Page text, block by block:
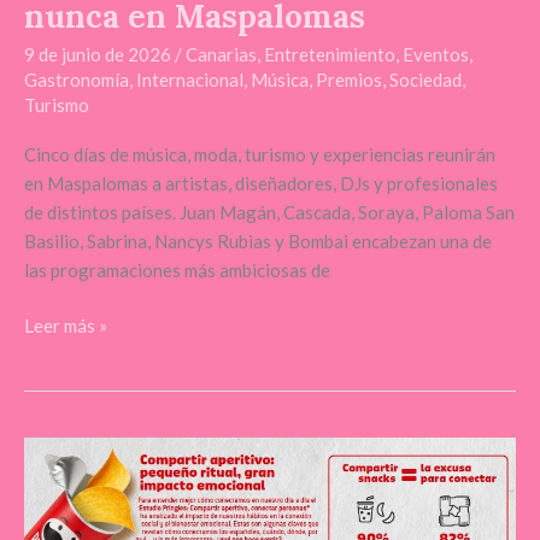
nunca en Maspalomas
9 de junio de 2026 /Canarias Entretenimiento Eventos
Gastronomía Internacional Música Premios Sociedad
Turismo
Cinco días de música, moda, turismo y experiencias reunirán
en Maspalomas a artistas, diseñadores, DJs y profesionales
de distintos países. Juan Magán, Cascada, Soraya, Paloma San
Basilio, Sabrina, Nancys Rubias y Bombai encabezan una de
las programaciones más ambiciosas de
Leer más »
Según
‘Estudio